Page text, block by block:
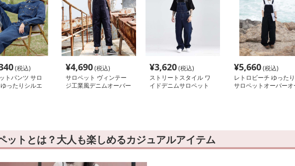
(税込)
トパンツ サロ
ったりシルエ
¥4,690(税込)
サロペット ヴィンテー
ジ工業風デニムオーバー
¥3,620(税込)
ストリートスタイル ワ
イドデニムサロペット
¥5,660(税込)
レトロビーチ ゆったり
サロペットオーバーオ
ットとは？大人も楽しめるカジュアルアイテム